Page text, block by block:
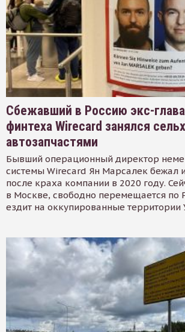
Сбежавший в Россию экс-
финтеха Wirecard занялся
автозапчастями
Бывший операционный директор
системы Wirecard Ян Марсалек бежал
после краха компании в 2020 году.
в Москве, свободно перемещается по
ездит на оккупированные территории